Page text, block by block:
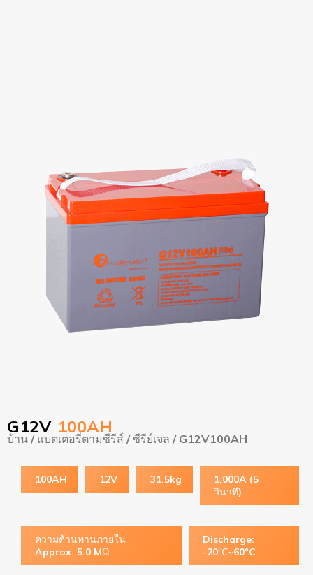
G12V 100AH
บ้าน / แบตเตอรี่ตามซีรีส์ /ซีรีย์เจล / G12V100AH
100AH 12V 31.5kg
1,000A (5
วินาที)
ความต้านทานภายใน
Approx. 5.0 MΩ
Discharge:
-20℃~60°C